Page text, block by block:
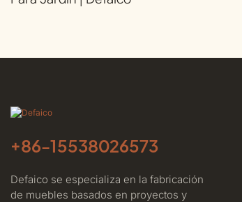
+86-15538026573
Defaico se especializa en la fabricación
de muebles basados ​​en proyectos y